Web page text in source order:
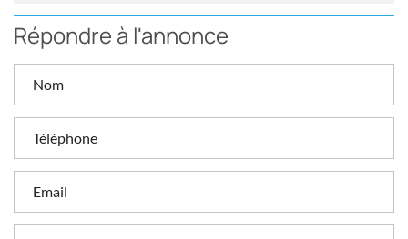
Répondre à l'annonce